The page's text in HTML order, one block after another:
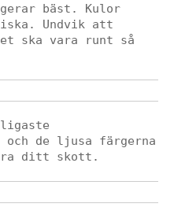
bäst. Kulor
Undvik att
ska vara runt så
och de ljusa färgerna
ditt skott.